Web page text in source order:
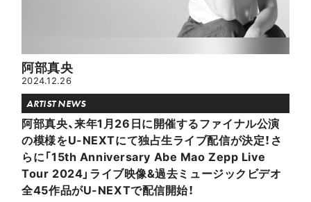
阿部真央
2024.12.26
ARTIST NEWS
阿部真央、来年1月26日に開催するファイナル公演
の模様をU-NEXTにて独占生ライブ配信が決定！さ
らに「15th Anniversary Abe Mao Zepp Live
Tour 2024」ライブ映像&過去ミュージックビデオ
全45作品がU-NEXTで配信開始！